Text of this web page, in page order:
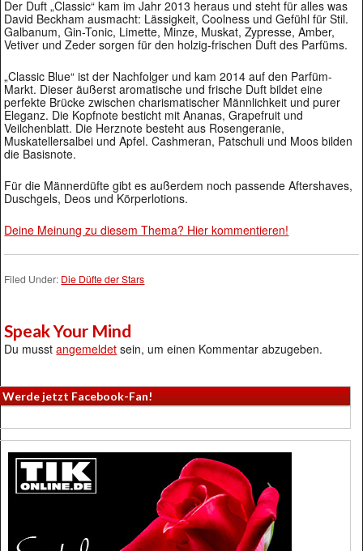
Der Duft „Classic“ kam im Jahr 2013 heraus und steht für alles was
David Beckham ausmacht: Lässigkeit, Coolness und Gefühl für Stil.
Galbanum, Gin-Tonic, Limette, Minze, Muskat, Zypresse, Amber,
Vetiver und Zeder sorgen für den holzig-frischen Duft des Parfüms.
„Classic Blue“ ist der Nachfolger und kam 2014 auf den Parfüm-
Markt. Dieser äußerst aromatische und frische Duft bildet eine
perfekte Brücke zwischen charismatischer Männlichkeit und purer
Eleganz. Die Kopfnote besticht mit Ananas, Grapefruit und
Veilchenblatt. Die Herznote besteht aus Rosengeranie,
Muskatellersalbei und Apfel. Cashmeran, Patschuli und Moos bilden
die Basisnote.
Für die Männerdüfte gibt es außerdem noch passende Aftershaves,
Duschgels, Deos und Körperlotions.
Deine Meinung zu diesem Thema? Hier kommentieren!
Filed Under: Die Düfte der Stars
Speak Your Mind
Du musstangemeldet sein, um einen Kommentar abzugeben.
Werde jetzt Facebook-Fan!